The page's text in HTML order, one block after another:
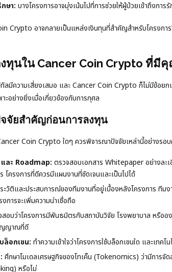
ษา: บางโครงการอาจมุ่งเน้นไปที่การช่วยให้ผู้ป่วยเข้าถึงการ
Crypto อาจกลายเป็นแหล่งเงินทุนที่สำคัญสำหรับโครงก
งทุนใน Cancer Coin Crypto ที่มี
ลมีความเสี่ยงเสมอ และ Cancer Coin Crypto ก็ไม่มีข้อย
ะอย่างยิ่งเมื่อเกี่ยวข้องกับการกุศล
จจัยสำคัญก่อนการลงทุน
Coin Crypto ใดๆ ควรพิจารณาปัจจัยเหล่านี้อย่างรอ
ละ Roadmap: ตรวจสอบเอกสาร Whitepaper อย่างละเ
โครงการที่ดีควรมีแผนงานที่ชัดเจนและเป็นไปได้
ะวัติและประสบการณ์ของทีมงานที่อยู่เบื้องหลังโครงการ ทีม
การจะเพิ่มความน่าเชื่อถือ
สอบว่าโครงการมีพันธมิตรกับสถาบันวิจัย โรงพยาบาล หรือ
ญญาณที่ดี
ล็อกเชน: ทำความเข้าใจว่าโครงการใช้บล็อกเชนใด และเท
ศึกษาโมเดลเศรษฐกิจของโทเค็น (Tokenomics) ว่ามีการจั
หรือไม่